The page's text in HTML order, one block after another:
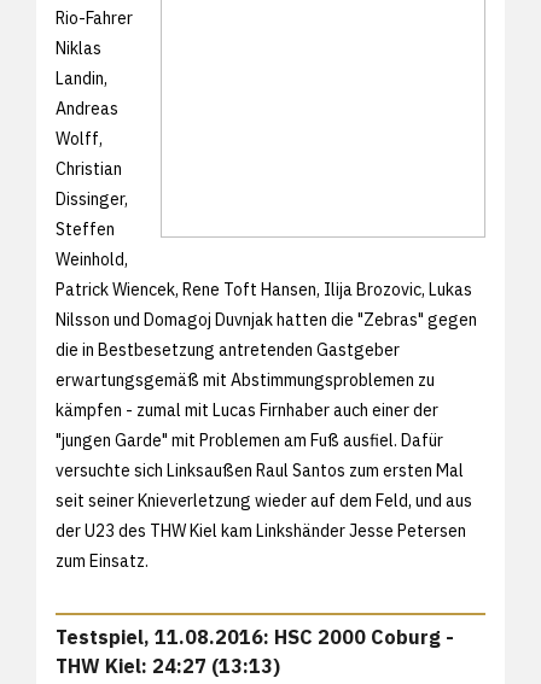
Rio-Fahrer
Niklas
Landin,
Andreas
Wolff,
Christian
Dissinger,
Steffen
Weinhold,
Patrick Wiencek, Rene Toft Hansen, Ilija Brozovic, Lukas
Nilsson und Domagoj Duvnjak hatten die "Zebras" gegen
die in Bestbesetzung antretenden Gastgeber
erwartungsgemäß mit Abstimmungsproblemen zu
kämpfen - zumal mit Lucas Firnhaber auch einer der
"jungen Garde" mit Problemen am Fuß ausfiel. Dafür
versuchte sich Linksaußen Raul Santos zum ersten Mal
seit seiner Knieverletzung wieder auf dem Feld, und aus
der U23 des THW Kiel kam Linkshänder Jesse Petersen
zum Einsatz.
Testspiel, 11.08.2016: HSC 2000 Coburg -
THW Kiel: 24:27 (13:13)